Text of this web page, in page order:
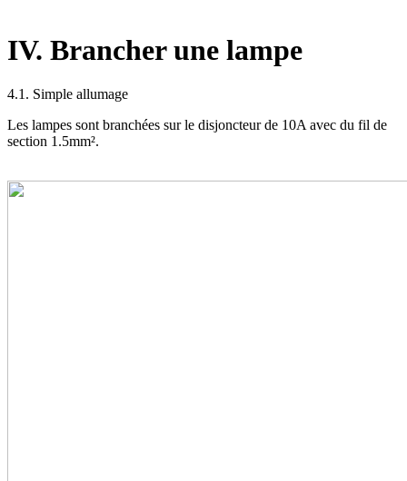
IV. Brancher une lampe
4.1. Simple allumage
Les lampes sont branchées sur le disjoncteur de 10A avec du fil de
section 1.5mm².